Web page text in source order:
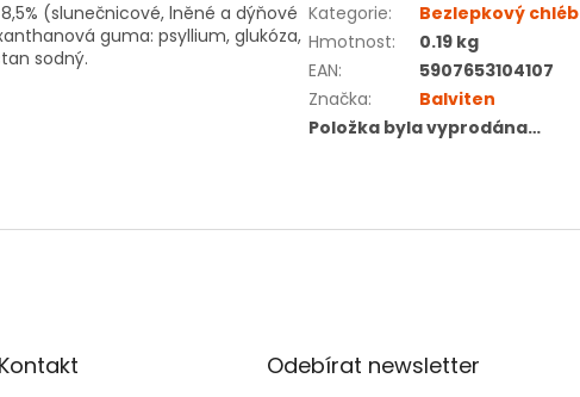
(slunečnicové, lněné a dýňové
guma: psyllium, glukóza,
sodný.
Kategorie:
Bezlepkový chléb
Hmotnost:
0.19 kg
EAN:
5907653104107
Značka:
Balviten
Položka byla vyprodána…
Kontakt Odebírat newsletter